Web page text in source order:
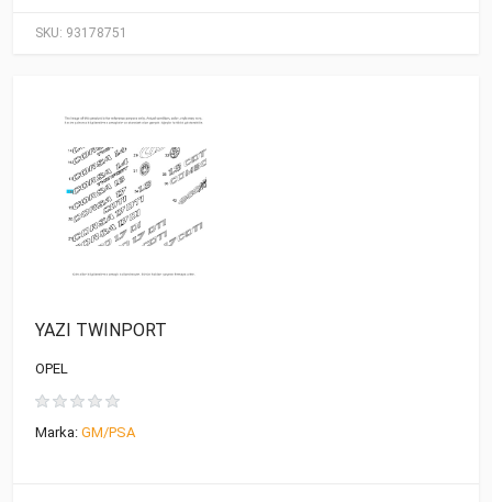
SKU: 93178751
YAZI TWINPORT
OPEL
Marka: GM/PSA